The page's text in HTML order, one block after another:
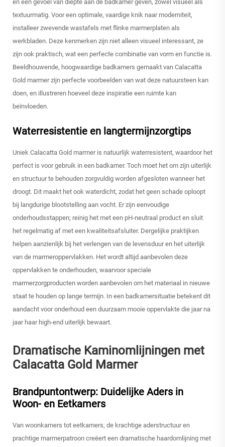
en een gevoel van diepte aan de badkamer geven, zowel visueel als
textuurmatig. Voor een optimale, vaardige knik naar moderniteit,
installeer zwevende wastafels met flinke marmerplaten als
werkbladen. Deze kenmerken zijn niet alleen visueel interessant, ze
zijn ook praktisch, wat een perfecte combinatie van vorm en functie is.
Beeldhouwende, hoogwaardige badkamers gemaakt van Calacatta
Gold marmer zijn perfecte voorbeelden van wat deze natuursteen kan
doen, en illustreren hoeveel deze inspiratie een ruimte kan
beïnvloeden.
Waterresistentie en langtermijnzorgtips
Uniek Calacatta Gold marmer is natuurlijk waterresistent, waardoor het
perfect is voor gebruik in een badkamer. Toch moet het om zijn uiterlijk
en structuur te behouden zorgvuldig worden afgesloten wanneer het
droogt. Dit maakt het ook waterdicht, zodat het geen schade oploopt
bij langdurige blootstelling aan vocht. Er zijn eenvoudige
onderhoudsstappen; reinig het met een pH-neutraal product en sluit
het regelmatig af met een kwaliteitsafsluiter. Dergelijke praktijken
helpen aanzienlijk bij het verlengen van de levensduur en het uiterlijk
van de marmeroppervlakken. Het wordt altijd aanbevolen deze
oppervlakken te onderhouden, waarvoor speciale
marmerzorgproducten worden aanbevolen om het materiaal in nieuwe
staat te houden op lange termijn. In een badkamersituatie betekent dit
aandacht voor onderhoud een duurzaam mooie oppervlakte die jaar na
jaar haar high-end uiterlijk bewaart.
Dramatische Kaminomlijningen met
Calacatta Gold Marmer
Brandpuntontwerp: Duidelijke Aders in
Woon- en Eetkamers
Van woonkamers tot eetkamers, de krachtige aderstructuur en
prachtige marmerpatroon creëert een dramatische haardomlijning met